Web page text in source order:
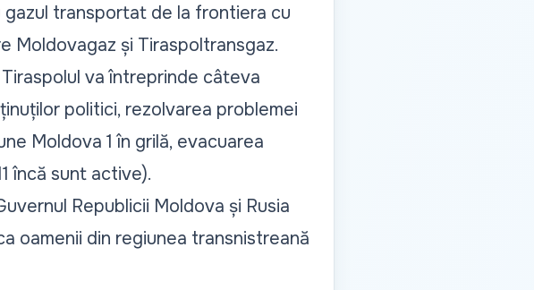
transportat de la frontiera cu
Moldovagaz și Tiraspoltransgaz.
va întreprinde câteva
politici, rezolvarea problemei
Moldova 1 în grilă, evacuarea
încă sunt active).
Republicii Moldova și Rusia
oamenii din regiunea transnistreană